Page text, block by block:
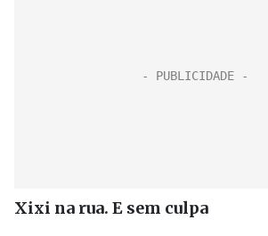
Xixi na rua. E sem culpa